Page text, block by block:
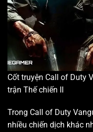
Cốt truyện Call of Duty
trận Thế chiến II
Trong Call of Duty
nhiều chiến dịch khác